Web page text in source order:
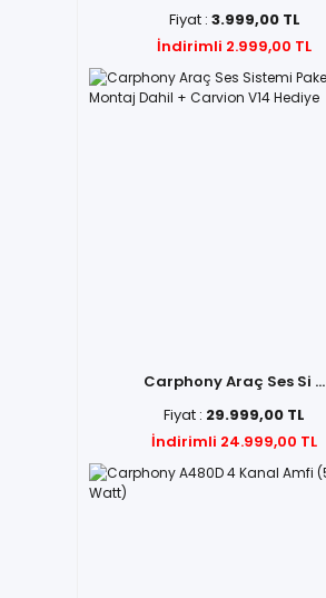
Fiyat : 3.999,00 TL
İndirimli 2.999,00 TL
Carphony Araç Ses Si ...
Fiyat : 29.999,00 TL
İndirimli 24.999,00 TL